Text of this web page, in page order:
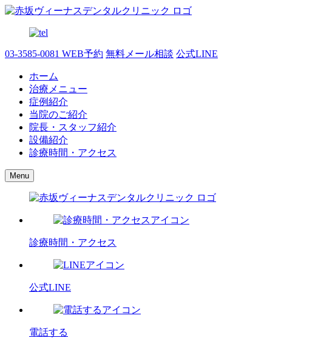
03-3585-0081 WEB予約 無料メール相談 公式LINE
ホーム
治療メニュー
症例紹介
当院のご紹介
院長・スタッフ紹介
設備紹介
診療時間・アクセス
Menu
診療時間・アクセス
公式LINE
電話する